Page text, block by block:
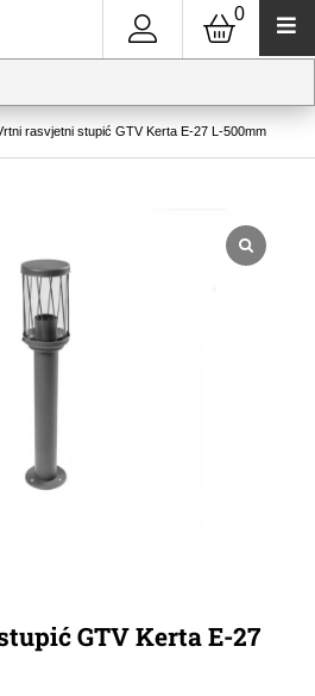
0
rasvjetni stupić GTV Kerta E-27 L-500mm
GTV Kerta E-27